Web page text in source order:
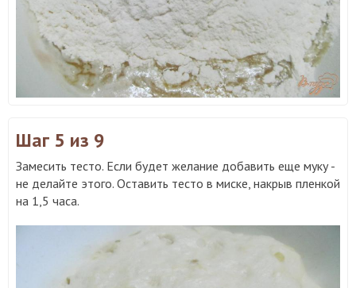
Шаг 5 из 9
Замесить тесто. Если будет желание добавить еще муку -
не делайте этого. Оставить тесто в миске, накрыв пленкой
на 1,5 часа.